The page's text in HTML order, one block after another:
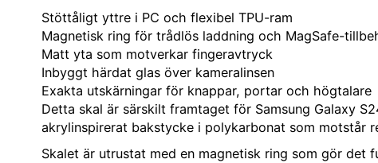
Stöttåligt yttre i PC och flexibel TPU-ram
Magnetisk ring för trådlös laddning och MagSafe-
Matt yta som motverkar fingeravtryck
Inbyggt härdat glas över kameralinsen
Exakta utskärningar för knappar, portar och högtalare
Detta skal är särskilt framtaget för Samsung Galaxy
akrylinspirerat bakstycke i polykarbonat som motstår
Skalet är utrustat med en magnetisk ring som gör